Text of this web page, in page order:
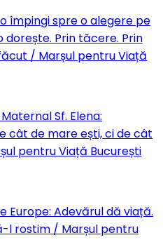
împingi spre o alegere pe
dorește. Prin tăcere. Prin
/ Marșul pentru Viață
Sf. Elena:
cât de mare ești, ci de cât
pentru Viață București
Europe: Adevărul dă viață.
l rostim / Marșul pentru